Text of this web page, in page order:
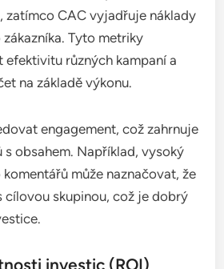
zatímco CAC vyjadřuje náklady
Tyto metriky
efektivitu různých kampaní a
na základě výkonu.
engagement, což zahrnuje
s obsahem. Například, vysoký
může naznačovat, že
cílovou skupinou, což je dobrý
investic (ROI)